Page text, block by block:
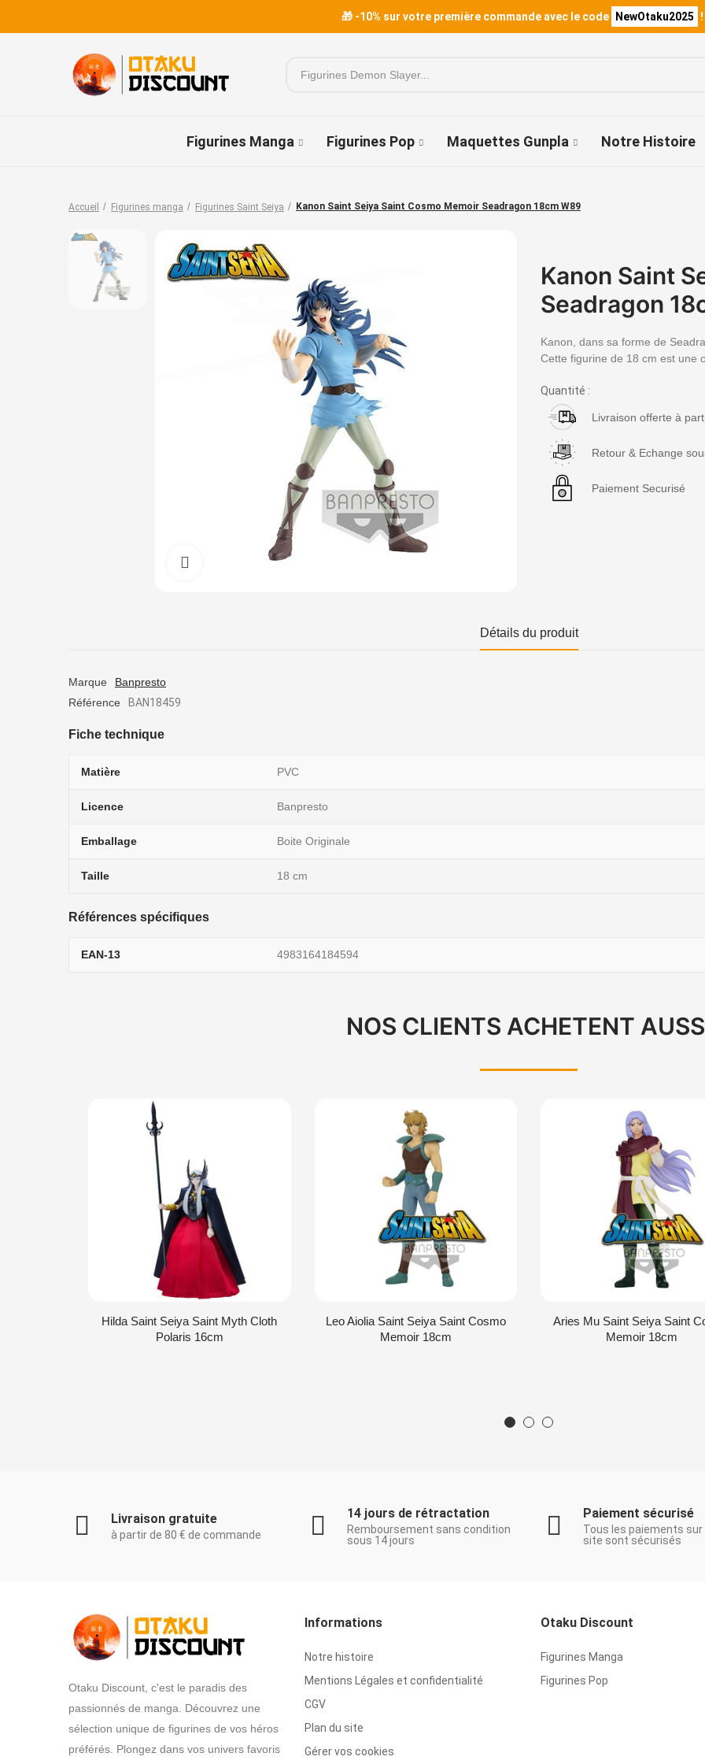
🎁 -10% sur votre première commande avec le code NewOtaku2025
Figurines Manga Figurines Pop Maquettes Gunpla Notre Histoire
Accueil Figurines manga Figurines Saint Seiya Kanon Saint Seiya Saint Cosmo Memoir Seadragon 18cm W89
Cliquez pour agrandir
Kanon Saint
Seadragon
Kanon, dans sa forme de
Cette figurine de 18 cm est une
Quantité :
Livraison offerte à
Retour & Echange
Paiement Securisé
Détails du produit
Marque
Banpresto
Référence
BAN18459
Fiche technique
Matière PVC
Licence Banpresto
Emballage Boite Originale
Taille 18 cm
Références spécifiques
EAN-13 4983164184594
NOS CLIENTS ACHETENT
Hilda Saint Seiya Saint Myth Cloth
Polaris 16cm
Leo Aiolia Saint Seiya Saint Cosmo
Memoir 18cm
Aries Mu Saint Seiya Saint
Memoir 18cm
Livraison gratuite
à partir de 80 € de commande
14 jours de rétractation
Remboursement sans condition
sous 14 jours
Paiement sécurisé
Tous les paiements
site sont sécurisés
Otaku Discount, c'est le paradis des
passionnés de manga. Découvrez une
sélection unique de figurines de vos héros
préférés. Plongez dans vos univers favoris
Informations
Notre histoire
Mentions Légales et confidentialité
CGV
Plan du site
Gérer vos cookies
Otaku Discount
Figurines Manga
Figurines Pop